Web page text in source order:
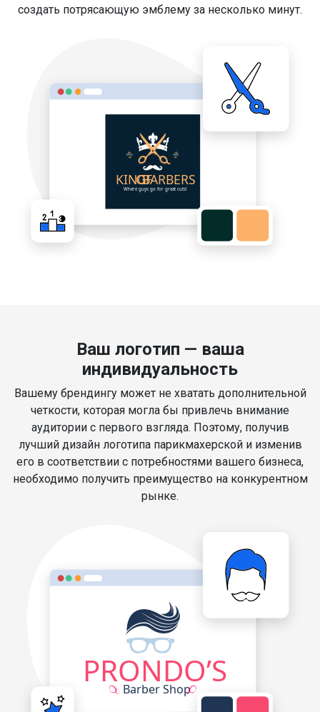
создать потрясающую эмблему за несколько минут.
Ваш логотип — ваша
индивидуальность
Вашему брендингу может не хватать дополнительной
четкости, которая могла бы привлечь внимание
аудитории с первого взгляда. Поэтому, получив
лучший дизайн логотипа парикмахерской и изменив
его в соответствии с потребностями вашего бизнеса,
необходимо получить преимущество на конкурентном
рынке.